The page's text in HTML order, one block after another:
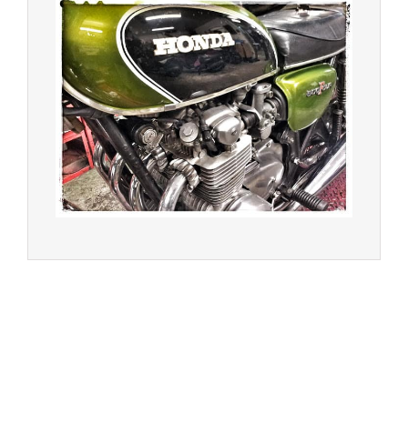
© 2023 -Chambourcy Motos 78 - 7bis chemin de la
Forêt - 78240 - Chambourcy -
Garage Motos et Scooters depuis 20 ans à votre
service entre Saint Germain en Laye et Poissy
Achat de motos et scooters - Dépôt vente - Réparation
- Concessionnaire Voge - Concessionnaire
Multimarques
agence conseil en communication digitale